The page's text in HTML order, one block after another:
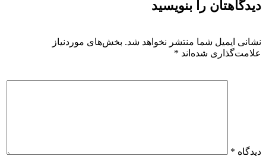
دیدگاهتان را بنویسید
نشانی ایمیل شما منتشر نخواهد شد. بخش‌های موردنیاز
علامت‌گذاری شده‌اند *
دیدگاه *